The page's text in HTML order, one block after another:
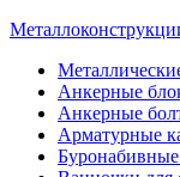
Анкерные
Анкерные
Арматурные
Буронабивные